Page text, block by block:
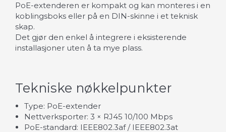
PoE-extenderen er kompakt og kan monteres i en
koblingsboks eller på en DIN-skinne i et teknisk
skap.
Det gjør den enkel å integrere i eksisterende
installasjoner uten å ta mye plass.
Tekniske nøkkelpunkter
Type: PoE-extender
Nettverksporter: 3 × RJ45 10/100 Mbps
PoE-standard: IEEE802.3af / IEEE802.3at